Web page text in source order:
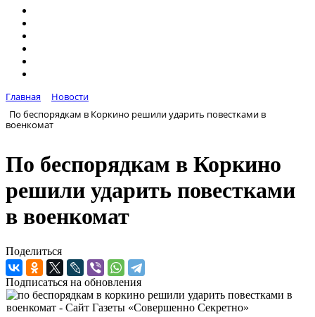
Главная
Новости
По беспорядкам в Коркино решили ударить повестками в
военкомат
По беспорядкам в Коркино
решили ударить повестками
в военкомат
Поделиться
Подписаться на обновления